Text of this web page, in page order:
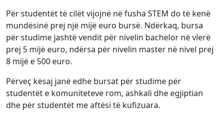
Për studentët të cilët vijojnë në fusha STEM do të kenë
mundësinë prej një mijë euro bursë. Ndërkaq, bursa
për studime jashtë vendit për nivelin bachelor në vlerë
prej 5 mijë euro, ndërsa për nivelin master në nivel prej
8 mijë e 500 euro.
Përveç kësaj janë edhe bursat për studime për
studentët e komuniteteve rom, ashkali dhe egjiptian
dhe për studentët me aftësi të kufizuara.